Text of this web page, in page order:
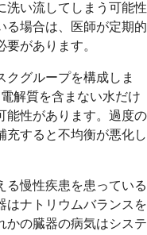
洗い流してしまう可能性
る場合は、医師が定期的
があります。
クグループを構成しま
解質を含まない水だけ
能性があります。過度の
充すると不均衡が悪化し
る慢性疾患を患っている
はナトリウムバランスを
かの臓器の病気はシステ